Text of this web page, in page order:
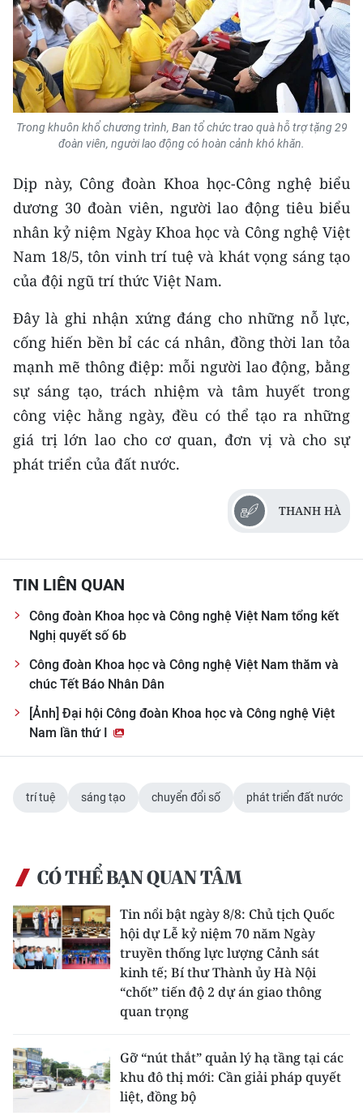
Trong khuôn khổ chương trình, Ban tổ chức trao quà hỗ trợ tặng 29
đoàn viên, người lao động có hoàn cảnh khó khăn.
Dịp này, Công đoàn Khoa học-Công nghệ biểu
dương 30 đoàn viên, người lao động tiêu biểu
nhân kỷ niệm Ngày Khoa học và Công nghệ Việt
Nam 18/5, tôn vinh trí tuệ và khát vọng sáng tạo
của đội ngũ trí thức Việt Nam.
Đây là ghi nhận xứng đáng cho những nỗ lực,
cống hiến bền bỉ các cá nhân, đồng thời lan tỏa
mạnh mẽ thông điệp: mỗi người lao động, bằng
sự sáng tạo, trách nhiệm và tâm huyết trong
công việc hằng ngày, đều có thể tạo ra những
giá trị lớn lao cho cơ quan, đơn vị và cho sự
phát triển của đất nước.
THANH HÀ
TIN LIÊN QUAN
Công đoàn Khoa học và Công nghệ Việt Nam tổng kết
Nghị quyết số 6b
Công đoàn Khoa học và Công nghệ Việt Nam thăm và
chúc Tết Báo Nhân Dân
[Ảnh] Đại hội Công đoàn Khoa học và Công nghệ Việt
Nam lần thứ I
trí tuệ sáng tạo chuyển đổi số phát triển đất nước
CÓ THỂ BẠN QUAN TÂM
Tin nổi bật ngày 8/8: Chủ tịch Quốc
hội dự Lễ kỷ niệm 70 năm Ngày
truyền thống lực lượng Cảnh sát
kinh tế; Bí thư Thành ủy Hà Nội
“chốt” tiến độ 2 dự án giao thông
quan trọng
Gỡ “nút thắt” quản lý hạ tầng tại các
khu đô thị mới: Cần giải pháp quyết
liệt, đồng bộ